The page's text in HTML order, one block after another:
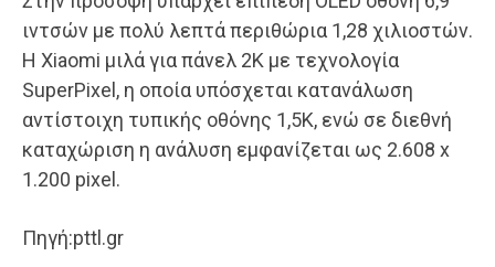
ιντσών με πολύ λεπτά περιθώρια 1,28 χιλιοστών.
Η Xiaomi μιλά για πάνελ 2K με τεχνολογία
SuperPixel, η οποία υπόσχεται κατανάλωση
αντίστοιχη τυπικής οθόνης 1,5K, ενώ σε διεθνή
καταχώριση η ανάλυση εμφανίζεται ως 2.608 x
1.200 pixel.
Πηγή:pttl.gr